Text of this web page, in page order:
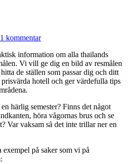
1 kommentar
information om alla thailands
Vi vill ge dig en bild av resmålen
de ställen som passar dig och ditt
hotell och ger värdefulla tips
härlig semester? Finns det något
höra vågornas brus och se
Var vaksam så det inte trillar ner en
på saker som vi på